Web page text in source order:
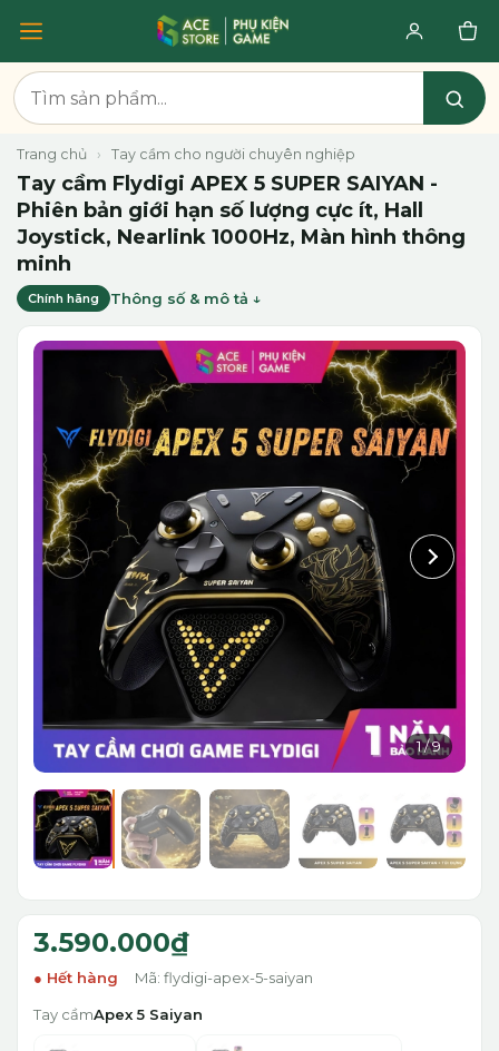
Trang chủ › Tay cầm cho người chuyên nghiệp
Tay cầm Flydigi APEX 5 SUPER SAIYAN -
Phiên bản giới hạn số lượng cực ít, Hall
Joystick, Nearlink 1000Hz, Màn hình thông
minh
Chính hãng Thông số & mô tả
1/9
3.590.000₫
Hết hàng Mã: flydigi-apex-5-saiyan
Tay cầmApex 5 Saiyan